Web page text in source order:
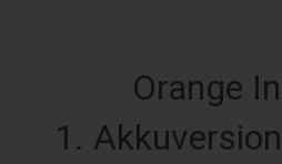
Orange
1.